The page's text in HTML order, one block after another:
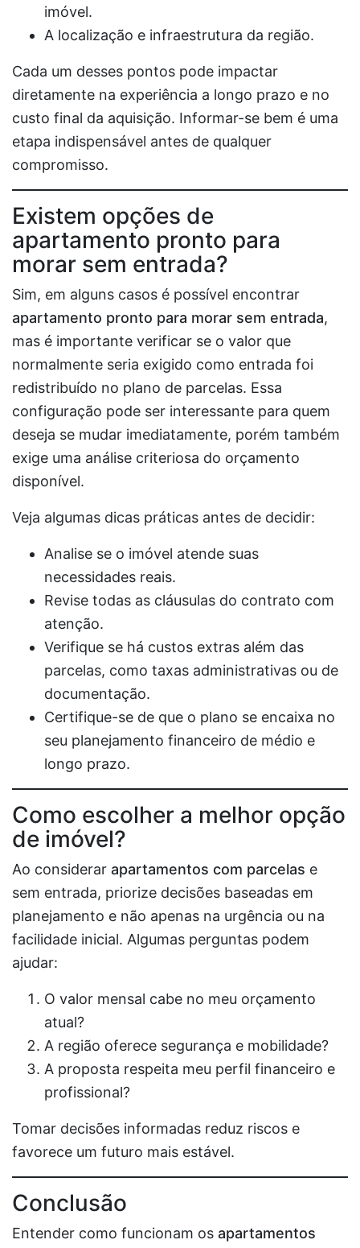
imóvel.
A localização e infraestrutura da região.
Cada um desses pontos pode impactar
diretamente na experiência a longo prazo e no
custo final da aquisição. Informar-se bem é uma
etapa indispensável antes de qualquer
compromisso.
Existem opções de
apartamento pronto para
morar sem entrada?
Sim, em alguns casos é possível encontrar
apartamento pronto para morar sem entrada,
mas é importante verificar se o valor que
normalmente seria exigido como entrada foi
redistribuído no plano de parcelas. Essa
configuração pode ser interessante para quem
deseja se mudar imediatamente, porém também
exige uma análise criteriosa do orçamento
disponível.
Veja algumas dicas práticas antes de decidir:
Analise se o imóvel atende suas
necessidades reais.
Revise todas as cláusulas do contrato com
atenção.
Verifique se há custos extras além das
parcelas, como taxas administrativas ou de
documentação.
Certifique-se de que o plano se encaixa no
seu planejamento financeiro de médio e
longo prazo.
Como escolher a melhor opção
de imóvel?
Ao considerar apartamentos com parcelas e
sem entrada, priorize decisões baseadas em
planejamento e não apenas na urgência ou na
facilidade inicial. Algumas perguntas podem
ajudar:
O valor mensal cabe no meu orçamento
atual?
A região oferece segurança e mobilidade?
A proposta respeita meu perfil financeiro e
profissional?
Tomar decisões informadas reduz riscos e
favorece um futuro mais estável.
Conclusão
Entender como funcionam os apartamentos